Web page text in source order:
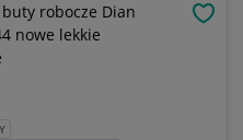
robocze Dian
nowe lekkie